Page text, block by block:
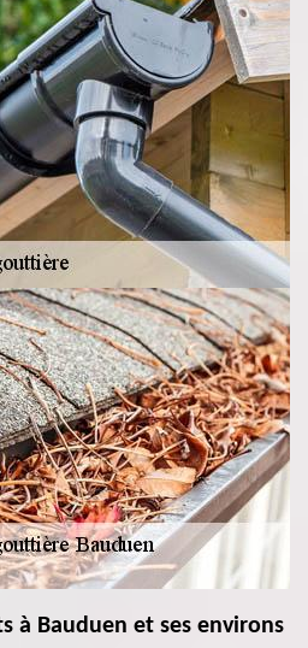
à Bauduen et ses environs